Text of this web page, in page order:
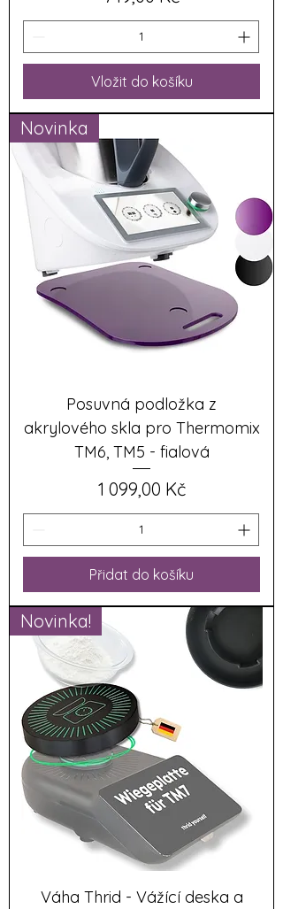
Vložit do košíku
Novinka
Posuvná podložka z
akrylového skla pro Thermomix
TM6, TM5 - fialová
Cena
1 099,00 Kč
Přidat do košíku
Novinka!
Váha Thrid - Vážící deska a